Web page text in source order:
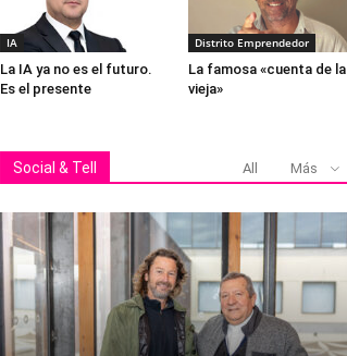
IA
La IA ya no es el futuro.
Es el presente
Distrito Emprendedor
La famosa «cuenta de la
vieja»
Social & Tell All Más